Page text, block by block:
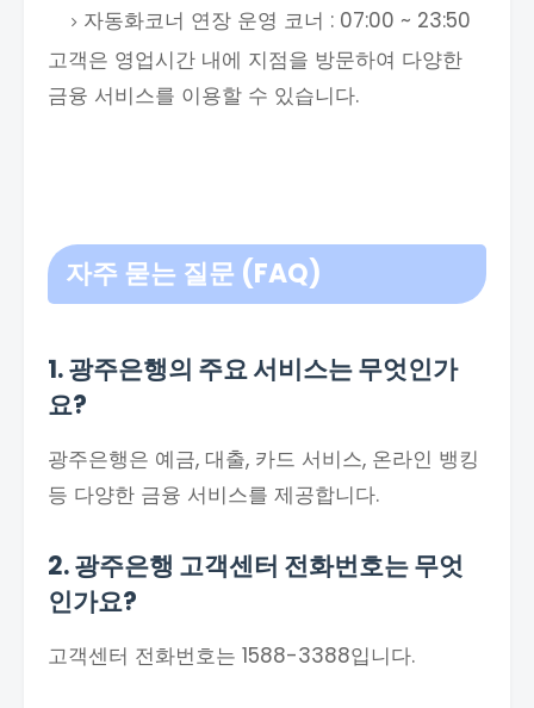
자동화코너 연장 운영 코너 : 07:00 ~ 23:50
고객은 영업시간 내에 지점을 방문하여 다양한
금융 서비스를 이용할 수 있습니다.
자주 묻는 질문 (FAQ)
1. 광주은행의 주요 서비스는 무엇인가
요?
광주은행은 예금, 대출, 카드 서비스, 온라인 뱅킹
등 다양한 금융 서비스를 제공합니다.
2. 광주은행 고객센터 전화번호는 무엇
인가요?
고객센터 전화번호는 1588-3388입니다.